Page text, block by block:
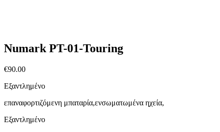
Numark PT-01-Touring
€90.00
Εξαντλημένο
επαναφορτιζόμενη μπαταρία,ενσωματωμένα ηχεία,
Εξαντλημένο